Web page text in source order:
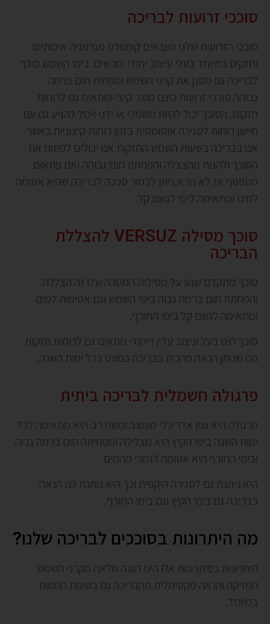
סוככי זרועות לבריכה
סוככי הזרועות שלנו מיובאים קומפלט מגרמניה איכותיים
וחזקים במיוחד בעלי עיצוב יחודי ומרשים. בימי השמש סוכך
לבריכה גם מסנן את קרני השמש ומפחית חום ברמה
גבוהה.סוככי זרועות הינם מוצר קיצי ומתאים גם לרוחות
חזקות. הסוכך יכול להיות חשמלי או ידני ויכול להגיע גם עם
חיישן רוחות לסגירה אוטומטית בזמן רוחות קיצוניות.כאשר
אנו בבריכה בשעות השמש החזקות אנו יכולים לפתוח את
הסוכך ולהנות מהצצלה והפחתת חום גבוהה ואם פתאום
מטפטף אז לא נורא,ניתן לבחור סככה לבריכה שהיא אטומה
למים ומתאימה לימי לגשם קל.
סוכך מסילה VERSUZ להצללת
הבריכה
סוכך מתקדם שנע על מסילות המטרה שלו זה הצללה
והפחתת חום ברמה גבוה בימי השמש וגם אטימות למים
ומתאימה לגשם קל בימי החורף.
סוכך הינו בעל עיצוב עדין וייחודי מתאים גם לרוחות חזקות
מה שנותן הנאה מרבית בבריכה כמעט בכל ימות השנה.
פרגולה חשמלית לבריכה ביתית
פרגולה היא גגון אדריכלי מעוצב ומשודרג. היא מתאימה לכל
ימות השנה בימי הקיץ היא מצלילה ומפחיתה חום ברמה גבוה
ובימי החורף היא אטומה לגמרי מהמים.
היא ניתנת גם לסגירה היקפית וכך היא נותנת לנו הנאה
בבריכה גם בימי הקיץ וגם בימי החורף.
מה היתרונות בסוככים לבריכה שלנו?
היתרונות בפיתרונות אלו הינו הגנה מלאה מקרני השמש
המזיקה והנאה מקסימלית מהבריכה גם בשעות החמות
במיוחד.